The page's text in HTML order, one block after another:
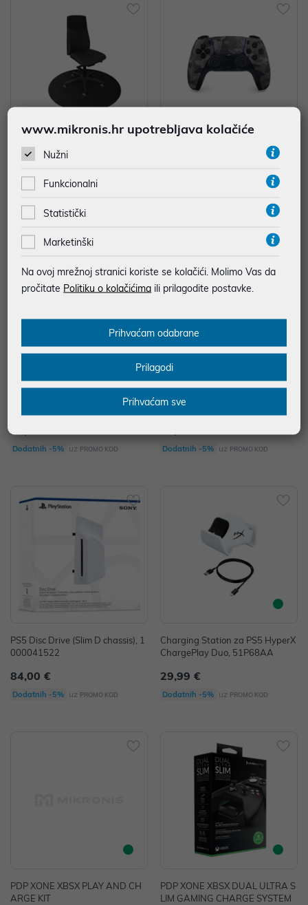
Podloga za stolicu DELTACO GA
MING DFP410 Floorpad, 1100x1
39,90 €
Dodatnih -5%
PS5 Dualsense Wireless controlle
r Grey Camo za PS5,PC, Mac i mo
r Midnight Black +USB-C kabel z
a PS5, PC, Mac i mobilni uređaj
74,99 €
Dodatnih -5% uz PROMO KOD
er Midnight Black
Dodatnih -5% uz PROMO KOD
PS5 Disc Drive (Slim D chassis), 1
000041522
84,00 €
Dodatnih -5% uz PROMO KOD
Charging Station za PS5 HyperX
ChargePlay Duo, 51P68AA
29,99 €
Dodatnih -5% uz PROMO KOD
PDP XONE XBSX PLAY AND CH
ARGE KIT
PDP XONE XBSX DUAL ULTRA S
LIM GAMING CHARGE SYSTEM
www.mikronis.hr upotrebljava kolačiće
Nužni
Funkcionalni
Statistički
Marketinški
Na ovoj mrežnoj stranici koriste se kolačići. Molimo Vas da
pročitate Politiku o kolačićima ili prilagodite postavke.
Prihvaćam odabrane
Prilagodi
Prihvaćam sve